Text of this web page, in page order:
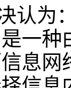
为：
一种
息网